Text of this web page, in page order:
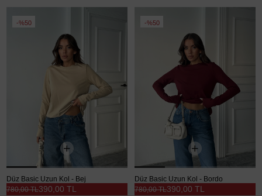
%50
Düz Basic Uzun Kol - Bej
390,00 TL
780,00 TL
%50
Düz Basic Uzun Kol - Bordo
390,00 TL
780,00 TL